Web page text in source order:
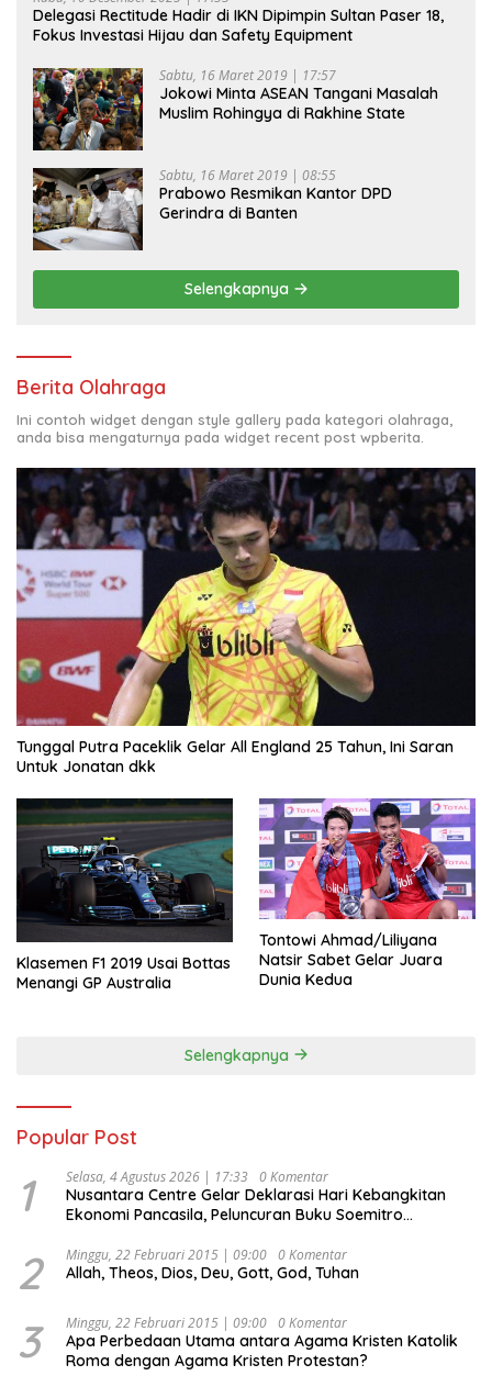
Delegasi Rectitude Hadir di IKN Dipimpin Sultan Paser 18,
Fokus Investasi Hijau dan Safety Equipment
Sabtu, 16 Maret 2019 | 17:57
Jokowi Minta ASEAN Tangani Masalah
Muslim Rohingya di Rakhine State
Sabtu, 16 Maret 2019 | 08:55
Prabowo Resmikan Kantor DPD
Gerindra di Banten
Selengkapnya
Berita Olahraga
Ini contoh widget dengan style gallery pada kategori olahraga,
anda bisa mengaturnya pada widget recent post wpberita.
Tunggal Putra Paceklik Gelar All England 25 Tahun, Ini Saran
Untuk Jonatan dkk
Klasemen F1 2019 Usai Bottas
Menangi GP Australia
Tontowi Ahmad/Liliyana
Natsir Sabet Gelar Juara
Dunia Kedua
Selengkapnya
Popular Post
1 Selasa, 4 Agustus 2026 | 17:33 0 Komentar
Nusantara Centre Gelar Deklarasi Hari Kebangkitan
Ekonomi Pancasila, Peluncuran Buku Soemitro
Ekonomi Politik Indonesia) & Simposium Nasional
“Urgensi Undang-Undang Perekonomian Nasional dan
Indonesia Emas 2045”,
2 Minggu, 22 Februari 2015 | 09:00 0 Komentar
Allah, Theos, Dios, Deu, Gott, God, Tuhan
3 Minggu, 22 Februari 2015 | 09:00 0 Komentar
Apa Perbedaan Utama antara Agama Kristen Katolik
Roma dengan Agama Kristen Protestan?